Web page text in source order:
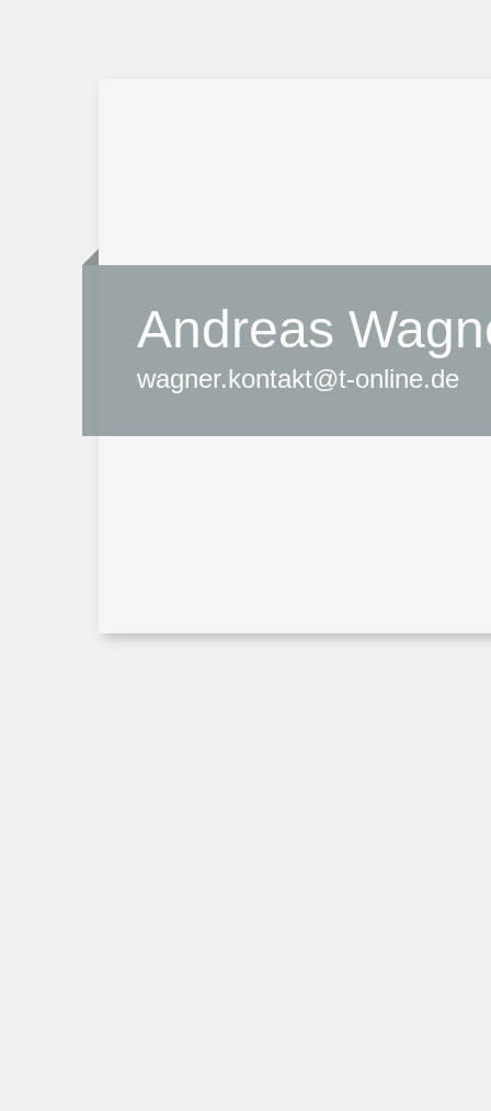
Andreas
wagner.kontakt@t-online.de